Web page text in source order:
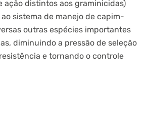
ação distintos aos graminicidas)
sistema de manejo de capim-
outras espécies importantes
diminuindo a pressão de seleção
e tornando o controle